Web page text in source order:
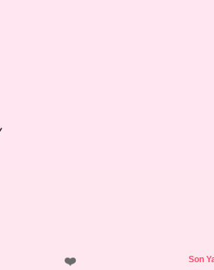
SidebarSon